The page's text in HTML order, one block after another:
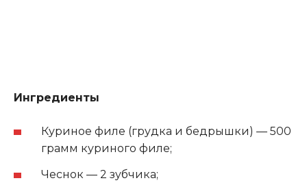
Ингредиенты
Куриное филе (грудка и бедрышки) — 500
грамм куриного филе;
Чеснок — 2 зубчика;